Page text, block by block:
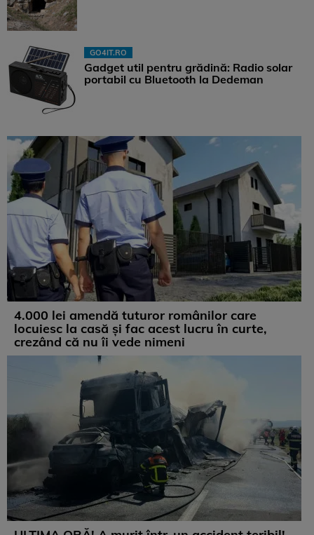
GO4IT.RO
Gadget util pentru grădină: Radio solar
portabil cu Bluetooth la Dedeman
4.000 lei amendă tuturor românilor care
locuiesc la casă și fac acest lucru în curte,
crezând că nu îi vede nimeni